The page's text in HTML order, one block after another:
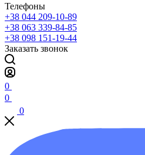
Телефоны
+38 044 209-10-89
+38 063 339-84-85
+38 098 151-19-44
Заказать звонок
0
0
0